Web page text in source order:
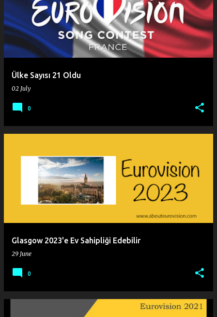
s
t
Ülke Sayısı 21 Oldu
02 July
0
Glasgow 2023'e Ev Sahipliği Edebilir
29 June
0